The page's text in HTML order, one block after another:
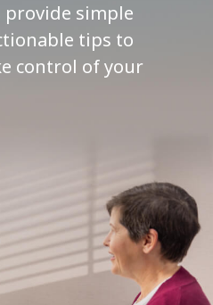
simple
tips to
control of your